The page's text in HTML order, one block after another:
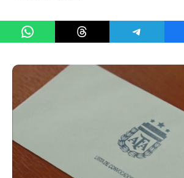
Share on WhatsAppShare on ThreadsShare on